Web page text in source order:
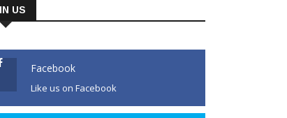
US
Facebook
Like us on Facebook